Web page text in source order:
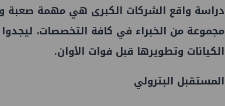
دراسة واقع الشركات الكبرى هي مهمة صعبة
مجموعة من الخبراء في كافة التخصصات،
الكيانات وتطويرها قبل فوات الأوان.
المستقبل البترولي